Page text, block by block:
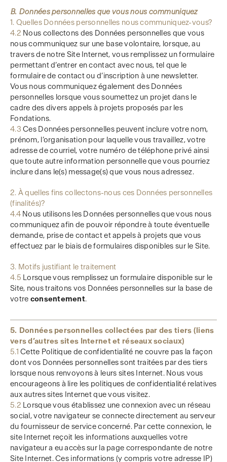
B. Données personnelles que vous nous communiquez
1. Quelles Données personnelles nous communiquez-vous?
4.2 Nous collectons des Données personnelles que vous
nous communiquez sur une base volontaire, lorsque, au
travers de notre Site Internet, vous remplissez un formulaire
permettant d’entrer en contact avec nous, tel que le
formulaire de contact ou d’inscription à une newsletter.
Vous nous communiquez également des Données
personnelles lorsque vous soumettez un projet dans le
cadre des divers appels à projets proposés par les
Fondations.
4.3 Ces Données personnelles peuvent inclure votre nom,
prénom, l’organisation pour laquelle vous travaillez, votre
adresse de courriel, votre numéro de téléphone privé ainsi
que toute autre information personnelle que vous pourriez
inclure dans le(s) message(s) que vous nous adressez.
2. À quelles fins collectons-nous ces Données personnelles
(finalités)?
4.4Nous utilisons les Données personnelles que vous nous
communiquez afin de pouvoir répondre à toute éventuelle
demande, prise de contact et appels à projets que vous
effectuez par le biais de formulaires disponibles sur le Site.
3. Motifs justifiant le traitement
4.5 Lorsque vous remplissez un formulaire disponible sur le
Site, nous traitons vos Données personnelles sur la base de
votre consentement.
5. Données personnelles collectées par des tiers (liens
vers d’autres sites Internet et réseaux sociaux)
5.1 Cette Politique de confidentialité ne couvre pas la façon
dont vos Données personnelles sont traitées par des tiers
lorsque nous renvoyons à leurs sites Internet. Nous vous
encourageons à lire les politiques de confidentialité relatives
aux autres sites Internet que vous visitez.
5.2 Lorsque vous établissez une connexion avec un réseau
social, votre navigateur se connecte directement au serveur
du fournisseur de service concerné. Par cette connexion, le
site Internet reçoit les informations auxquelles votre
navigateur a eu accès sur la page correspondante de notre
Site Internet. Ces informations (y compris votre adresse IP)